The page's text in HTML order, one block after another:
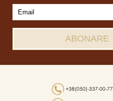
+38(050)-337-00-77